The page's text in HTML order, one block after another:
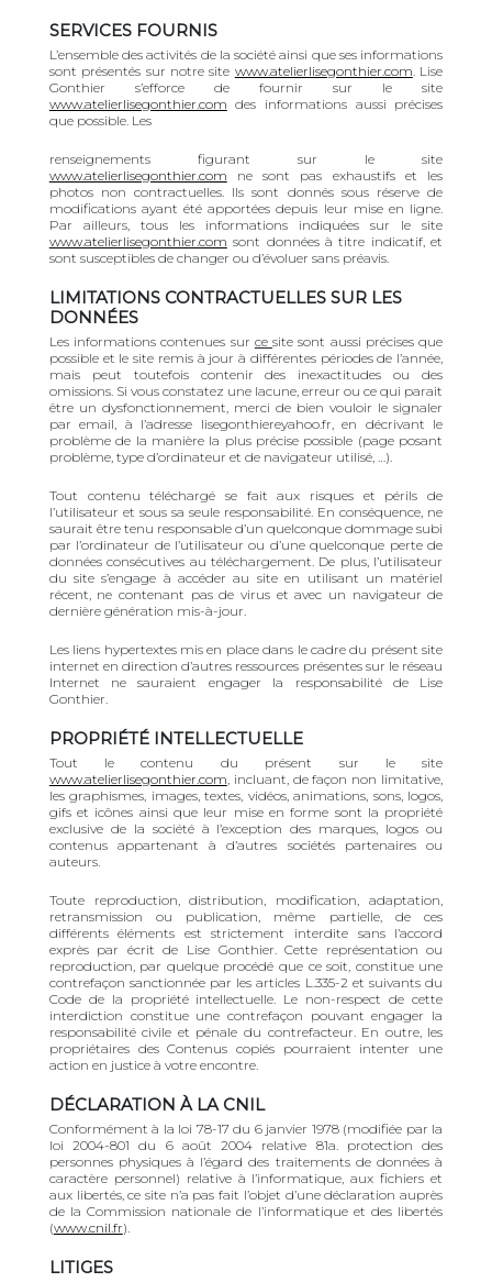
SERVICES FOURNIS
L’ensemble des activités de la société ainsi que ses informations
sont présentés sur notre site www.atelierlisegonthier.com. Lise
Gonthier s’efforce de fournir sur le site
www.atelierlisegonthier.com des informations aussi précises
que possible. Les
renseignements figurant sur le site
www.atelierlisegonthier.com ne sont pas exhaustifs et les
photos non contractuelles. Ils sont donnés sous réserve de
modifications ayant été apportées depuis leur mise en ligne.
Par ailleurs, tous les informations indiquées sur le site
www.atelierlisegonthier.com sont données à titre indicatif, et
sont susceptibles de changer ou d’évoluer sans préavis.
LIMITATIONS CONTRACTUELLES SUR LES
DONNÉES
Les informations contenues sur cesite sont aussi précises que
possible et le site remis à jour à différentes périodes de l’année,
mais peut toutefois contenir des inexactitudes ou des
omissions. Si vous constatez une lacune, erreur ou ce qui parait
être un dysfonctionnement, merci de bien vouloir le signaler
par email, à l’adresse lisegonthiereyahoo.fr, en décrivant le
problème de la manière la plus précise possible (page posant
problème, type d’ordinateur et de navigateur utilisé, …).
Tout contenu téléchargé se fait aux risques et périls de
l’utilisateur et sous sa seule responsabilité. En conséquence, ne
saurait être tenu responsable d’un quelconque dommage subi
par l’ordinateur de l’utilisateur ou d’une quelconque perte de
données consécutives au téléchargement. De plus, l’utilisateur
du site s’engage à accéder au site en utilisant un matériel
récent, ne contenant pas de virus et avec un navigateur de
dernière génération mis-à-jour.
Les liens hypertextes mis en place dans le cadre du présent site
internet en direction d’autres ressources présentes sur le réseau
Internet ne sauraient engager la responsabilité de Lise
Gonthier.
PROPRIÉTÉ INTELLECTUELLE
Tout le contenu du présent sur le site
www.atelierlisegonthier.com, incluant, de façon non limitative,
les graphismes, images, textes, vidéos, animations, sons, logos,
gifs et icônes ainsi que leur mise en forme sont la propriété
exclusive de la société à l’exception des marques, logos ou
contenus appartenant à d’autres sociétés partenaires ou
auteurs.
Toute reproduction, distribution, modification, adaptation,
retransmission ou publication, même partielle, de ces
différents éléments est strictement interdite sans l’accord
exprès par écrit de Lise Gonthier. Cette représentation ou
reproduction, par quelque procédé que ce soit, constitue une
contrefaçon sanctionnée par les articles L.335-2 et suivants du
Code de la propriété intellectuelle. Le non-respect de cette
interdiction constitue une contrefaçon pouvant engager la
responsabilité civile et pénale du contrefacteur. En outre, les
propriétaires des Contenus copiés pourraient intenter une
action en justice à votre encontre.
DÉCLARATION À LA CNIL
Conformément à la loi 78-17 du 6 janvier 1978 (modifiée par la
loi 2004-801 du 6 août 2004 relative 81a. protection des
personnes physiques à l’égard des traitements de données à
caractère personnel) relative à l’informatique, aux fichiers et
aux libertés, ce site n’a pas fait l’objet d’une déclaration auprès
de la Commission nationale de l’informatique et des libertés
(www.cnil.fr).
LITIGES